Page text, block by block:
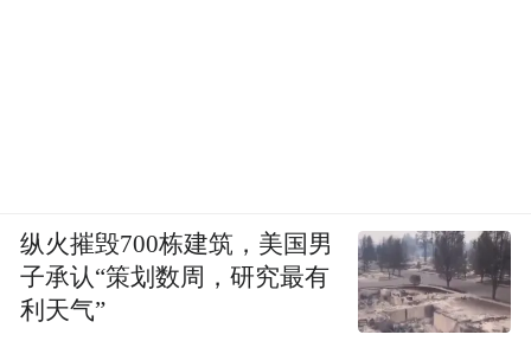
纵火摧毁700栋建筑，美国男
子承认“策划数周，研究最有
利天气”